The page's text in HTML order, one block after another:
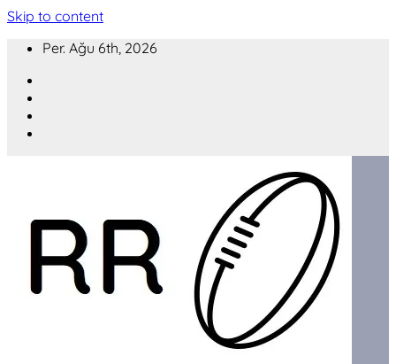
Skip to content
Per. Ağu 6th, 2026